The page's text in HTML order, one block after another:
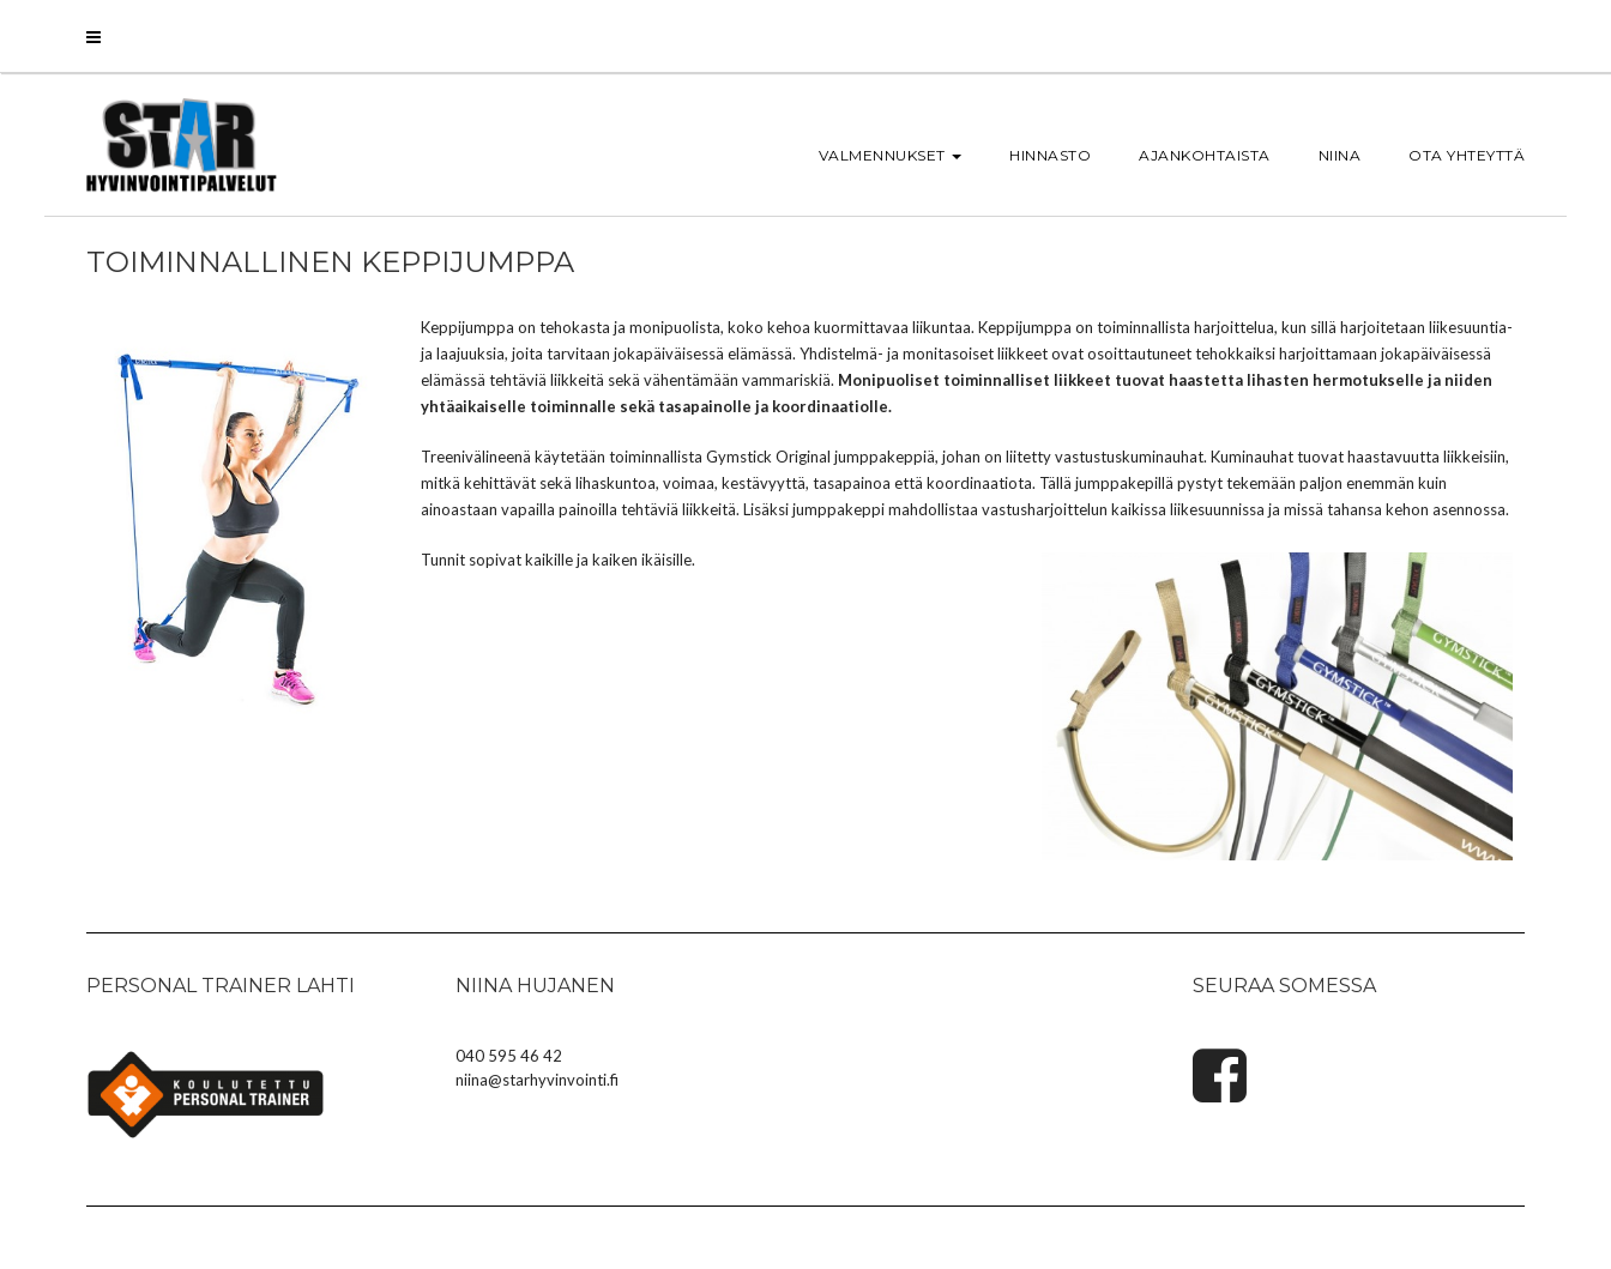
VALMENNUKSET HINNASTO AJANKOHTAISTA NIINA OTA YHTEYTTÄ
TOIMINNALLINEN KEPPIJUMPPA
Keppijumppa on tehokasta ja monipuolista, koko kehoa kuormittavaa liikuntaa. Keppijumppa on toiminnallista harjoittelua, kun sillä harjoitetaan liikesuuntia-
ja laajuuksia, joita tarvitaan jokapäiväisessä elämässä. Yhdistelmä- ja monitasoiset liikkeet ovat osoittautuneet tehokkaiksi harjoittamaan jokapäiväisessä
elämässä tehtäviä liikkeitä sekä vähentämään vammariskiä. Monipuoliset toiminnalliset liikkeet tuovat haastetta lihasten hermotukselle ja niiden
yhtäaikaiselle toiminnalle sekä tasapainolle ja koordinaatiolle.
Treenivälineenä käytetään toiminnallista Gymstick Original jumppakeppiä, johan on liitetty vastustuskuminauhat. Kuminauhat tuovat haastavuutta liikkeisiin,
mitkä kehittävät sekä lihaskuntoa, voimaa, kestävyyttä, tasapainoa että koordinaatiota. Tällä jumppakepillä pystyt tekemään paljon enemmän kuin
ainoastaan vapailla painoilla tehtäviä liikkeitä. Lisäksi jumppakeppi mahdollistaa vastusharjoittelun kaikissa liikesuunnissa ja missä tahansa kehon asennossa.
Tunnit sopivat kaikille ja kaiken ikäisille.
PERSONAL TRAINER LAHTI NIINA HUJANEN
040 595 46 42
niina@starhyvinvointi.fi
SEURAA SOMESSA